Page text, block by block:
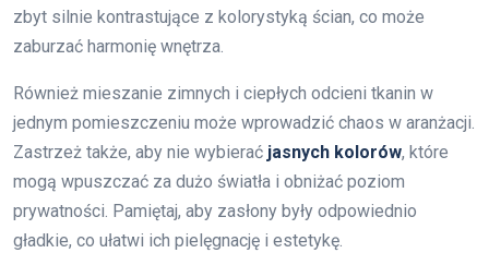
zbyt silnie kontrastujące z kolorystyką ścian, co może
zaburzać harmonię wnętrza.
Również mieszanie zimnych i ciepłych odcieni tkanin w
jednym pomieszczeniu może wprowadzić chaos w aranżacji.
Zastrzeż także, aby nie wybierać jasnych kolorów, które
mogą wpuszczać za dużo światła i obniżać poziom
prywatności. Pamiętaj, aby zasłony były odpowiednio
gładkie, co ułatwi ich pielęgnację i estetykę.